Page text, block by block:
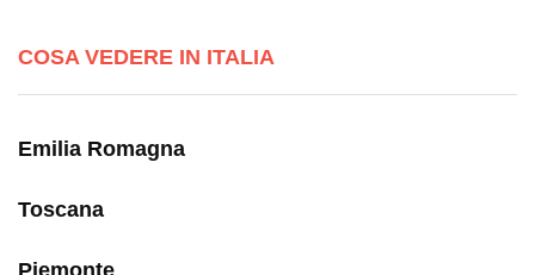
COSA VEDERE IN ITALIA
Emilia Romagna
Toscana
Piemonte